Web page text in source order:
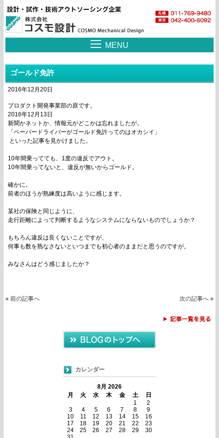
MENU
ゴールド免許
2016年12月20日
プロダクト開発事業部の原です。
2016年12月13日
新聞かネットか、情報元がどこかは忘れましたが。
「ペーパードライバーがゴールド免許ってのはオカシイ」
といった記事を見かけました。
10年間乗ってても、1度の違反でアウト。
10年間乗ってないと、違反が無いからゴールド。
確かに。
前者のほうが熟練度は高いように感じます。
某社の保険と同じように、
走行距離によって判断するようなシステムにならないものでしょうか？
もちろん違反は良くないことですが、
何事も数を熟なさないといつまでも初心者のままだと思うのですが。
みなさんはどう感じましたか？
«前の記事へ 次の記事へ»
カレンダー
8月 2026
月
火 水 木 金 土
日
1
2
3
4 5 6 7 8
9
10
11 12 13 14 15
16
17
18 19 20 21 22
23
24
25 26 27 28 29
30